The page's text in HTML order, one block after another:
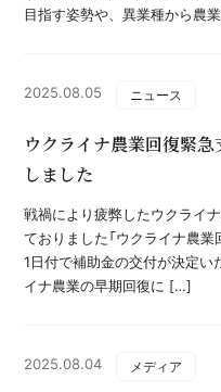
目指す姿勢や、異業種から農
2025.08.05 ニュース
ウクライナ農業回復緊
しました
戦禍により疲弊したウクライ
ておりました「ウクライナ農
1日付で補助金の交付が決定
イナ農業の早期回復に […]
2025.08.04 メディア